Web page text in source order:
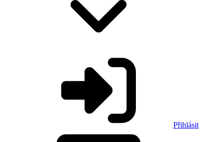
Přihlásit